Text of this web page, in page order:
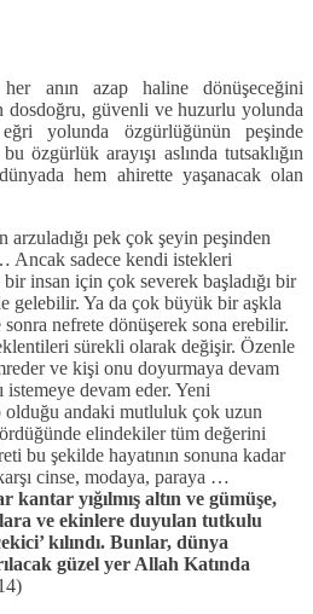
anın azap haline dönüşeceğini
dosdoğru, güvenli ve huzurlu yolunda
yolunda özgürlüğünün peşinde
özgürlük arayışı aslında tutsaklığın
hem ahirette yaşanacak olan
arzuladığı pek çok şeyin peşinden
Ancak sadece kendi istekleri
insan için çok severek başladığı bir
gelebilir. Ya da çok büyük bir aşkla
nefrete dönüşerek sona erebilir.
sürekli olarak değişir. Özenle
ve kişi onu doyurmaya devam
istemeye devam eder. Yeni
andaki mutluluk çok uzun
elindekiler tüm değerini
bu şekilde hayatının sonuna kadar
cinse, modaya, paraya …
kantar yığılmış altın ve gümüşe,
ve ekinlere duyulan tutkulu
kılındı. Bunlar, dünya
güzel yer Allah Katında